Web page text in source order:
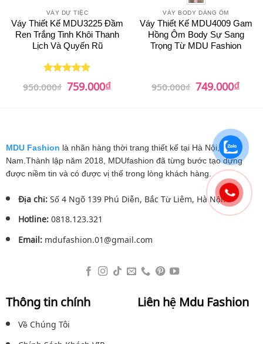
VÁY DỰ TIỆC
Váy Thiết Kế MDU3225 Đầm
Ren Trắng Tinh Khôi Thanh
Lịch Và Quyến Rũ
Được xếp
hạng
55
950.000₫ Giá
gốc
759.000₫Giá
hiện
VÁY BODY DÁNG ÔM
Váy Thiết Kế MDU4009 Gam
Hồng Ôm Body Sự Sang
Trọng Từ MDU Fashion
950.000₫ Giá
gốc
749.000₫Giá
hiện
MDU Fashion là nhãn hàng thời trang thiết kế tại Hà Nội, Việt
Nam.Thành lập năm 2018, MDUfashion đã từng bước tạo dựng
được niềm tin và có được vị thế trong lòng khách hàng.
Địa chỉ:Số 4 Ngõ 139 Phú Diễn, Bắc Từ Liêm, Hà Nội.
Hotline:0818.123.321
Email:mdufashion.01@gmail.com
Thông tin chính
Về Chúng Tôi
Liên hệ Mdu Fashion